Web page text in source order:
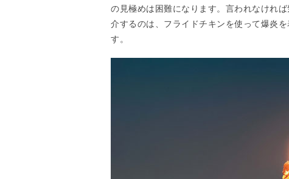
の見極めは困難になります。言われなけれ
介するのは、フライドチキンを使って爆炎
す。